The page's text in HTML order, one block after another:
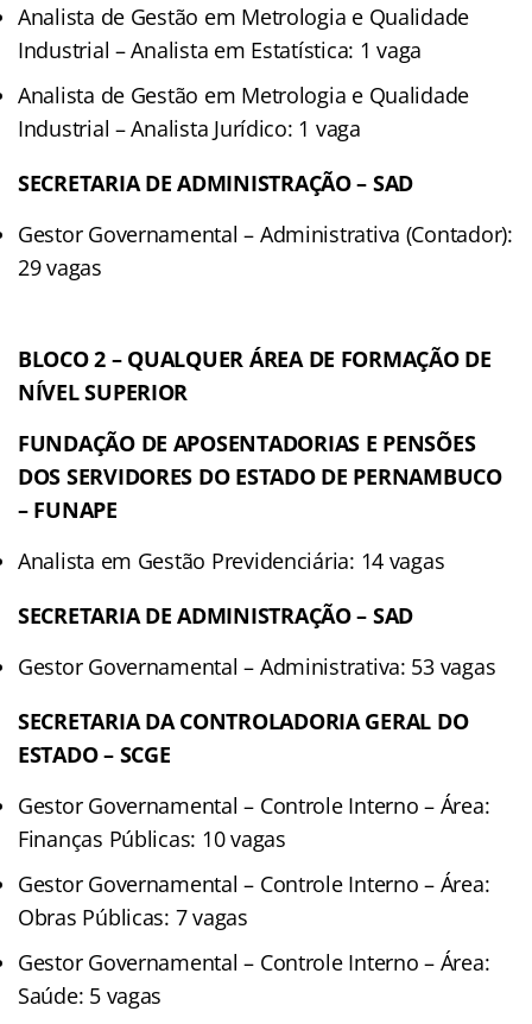
Analista de Gestão em Metrologia e Qualidade
Industrial – Analista em Estatística: 1 vaga
Analista de Gestão em Metrologia e Qualidade
Industrial – Analista Jurídico: 1 vaga
SECRETARIA DE ADMINISTRAÇÃO – SAD
Gestor Governamental – Administrativa (Contador):
29 vagas
BLOCO 2 – QUALQUER ÁREA DE FORMAÇÃO DE
NÍVEL SUPERIOR
FUNDAÇÃO DE APOSENTADORIAS E PENSÕES
DOS SERVIDORES DO ESTADO DE PERNAMBUCO
– FUNAPE
Analista em Gestão Previdenciária: 14 vagas
SECRETARIA DE ADMINISTRAÇÃO – SAD
Gestor Governamental – Administrativa: 53 vagas
SECRETARIA DA CONTROLADORIA GERAL DO
ESTADO – SCGE
Gestor Governamental – Controle Interno – Área:
Finanças Públicas: 10 vagas
Gestor Governamental – Controle Interno – Área:
Obras Públicas: 7 vagas
Gestor Governamental – Controle Interno – Área:
Saúde: 5 vagas